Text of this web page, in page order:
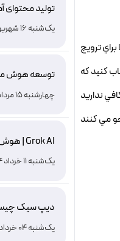
ترويج
کنيد که
نداريد
مي کنند
تولید محتوای
نوین و اثربخش
یک‌شنبه 16 شهریور 1404
توسعه هوش
چهارشنبه 15 مرداد 1404
Grok AI | هوش مصنوعی Grok AI
یک‌شنبه 11 خرداد 1404
مصنوعی DeepSeek ، نصب و دانلود
یک‌شنبه 04 خرداد 1404